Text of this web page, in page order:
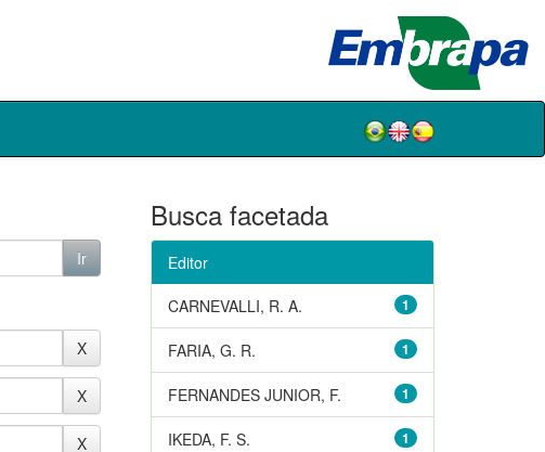
Busca facetada
Editor
1
CARNEVALLI, R. A.
1
FARIA, G. R.
1
FERNANDES JUNIOR, F.
1
IKEDA, F. S.